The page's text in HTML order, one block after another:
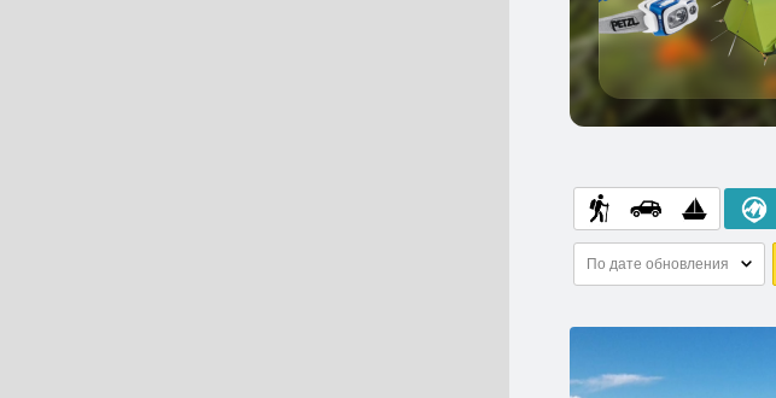
По дате обновления